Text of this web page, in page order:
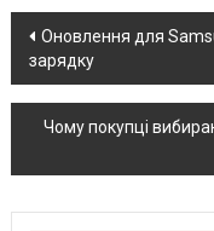
Post
navigation
Оновлення для
зарядку
Чому покупці